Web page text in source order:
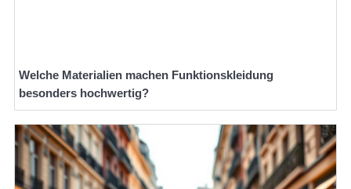
Welche Materialien machen Funktionskleidung
besonders hochwertig?